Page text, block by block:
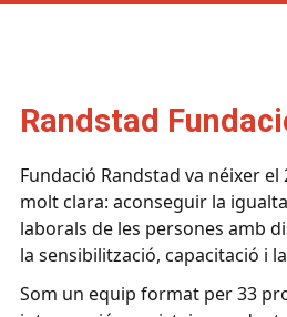
Randstad
Fundació Randstad va néixer
molt clara: aconseguir la
laborals de les persones amb
la sensibilització, capacitació i
Som un equip format per 33